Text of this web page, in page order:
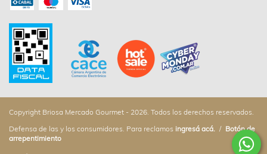
Copyright Briosa Mercado Gourmet - 2026. Todos los derechos reservados.
Defensa de las y los consumidores. Para reclamos ingresá acá. /
Botón de
arrepentimiento